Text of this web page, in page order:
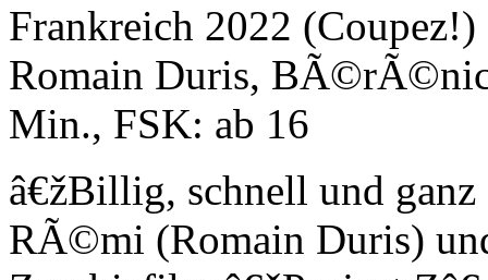
Frankreich 2022
Romain Duris,
Min., FSK: ab 16
â€žBillig, schnell und
RÃ©mi (Romain Duris)